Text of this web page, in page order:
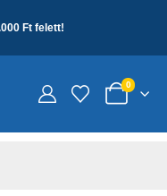
Ft felett!
0